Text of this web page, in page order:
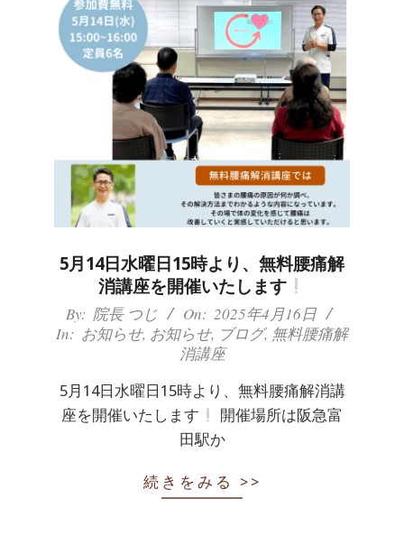
5月14日水曜日15時より、無料腰痛解
消講座を開催いたします
2025-
04-
By: 院長 つじ On: 2025年4月16日
In: お知らせ, お知らせ, ブログ, 無料腰痛解
消講座
5月14日水曜日15時より、無料腰痛解消講
座を開催いたします
開催場所は阪急富
田駅か
続きをみる >>